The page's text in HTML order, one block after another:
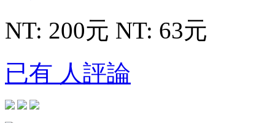
NT: 200元 NT: 63元
已有 人評論